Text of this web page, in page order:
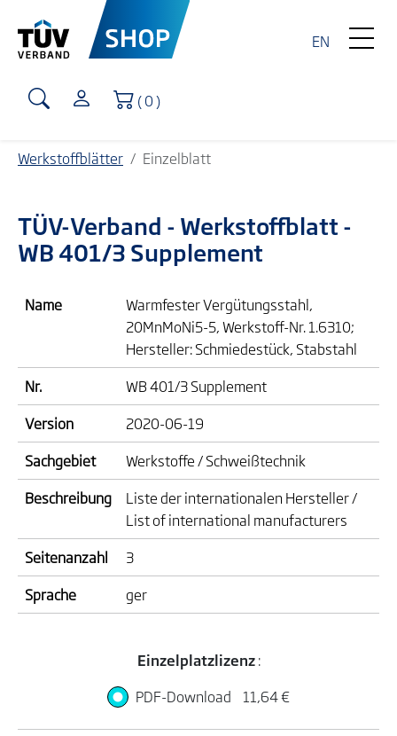
EN
Warenkorb
( 0 )
Werkstoffblätter Einzelblatt
TÜV-Verband - Werkstoffblatt -
WB 401/3 Supplement
Name
Warmfester Vergütungsstahl,
20MnMoNi5-5, Werkstoff-Nr. 1.6310;
Hersteller: Schmiedestück, Stabstahl
Nr.
WB 401/3 Supplement
Version
2020-06-19
Sachgebiet
Werkstoffe / Schweißtechnik
Beschreibung
Liste der internationalen Hersteller /
List of international manufacturers
Seitenanzahl
3
Sprache
ger
Einzelplatzlizenz:
PDF-Download
11,64 €